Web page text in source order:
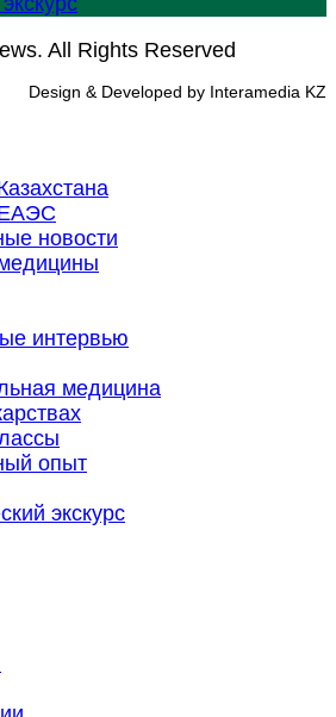
All Rights Reserved
Design & Developed by Interamedia KZ
новости
интервью
медицина
опыт
экскурс